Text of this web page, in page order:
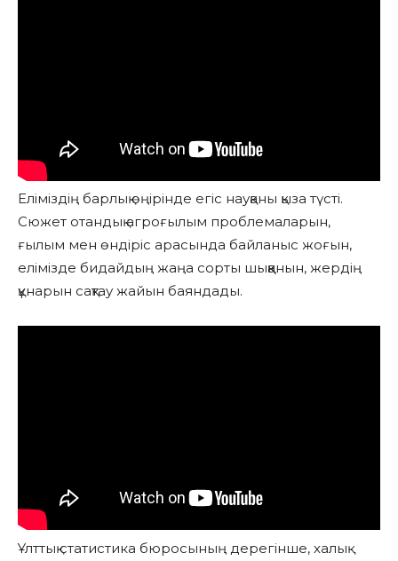
Еліміздің барлық өңірінде егіс науқаны қыза түсті.
Сюжет отандық агроғылым проблемаларын,
ғылым мен өндіріс арасында байланыс жоғын,
елімізде бидайдың жаңа сорты шыққанын, жердің
құнарын сақтау жайын баяндады.
Ұлттық статистика бюросының дерегінше, халық